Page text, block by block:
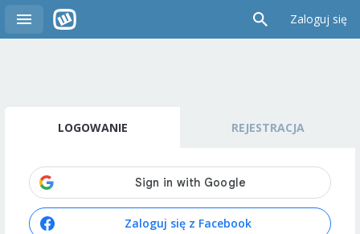
Zaloguj się
LOGOWANIE REJESTRACJA
Zaloguj się z Facebook